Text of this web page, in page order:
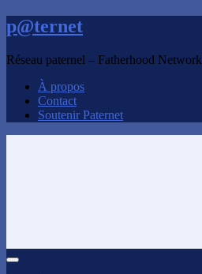
p@ternet
Réseau paternel – Fatherhood Network
À propos
Contact
Soutenir Paternet